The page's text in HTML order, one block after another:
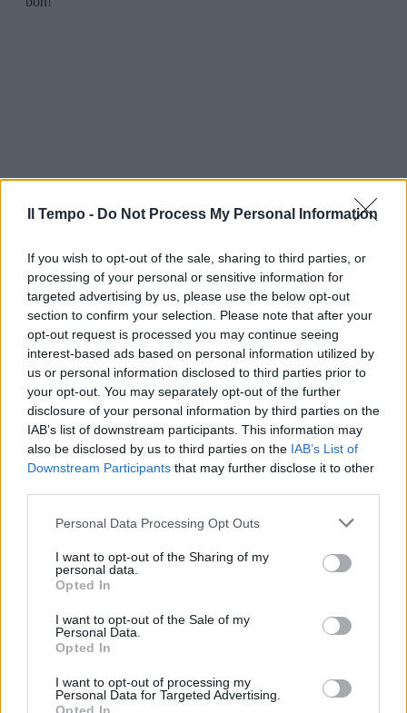
Il Tempo - Do Not Process My Personal Information
If you wish to opt-out of the sale, sharing to third parties, or
processing of your personal or sensitive information for
targeted advertising by us, please use the below opt-out
section to confirm your selection. Please note that after your
opt-out request is processed you may continue seeing
interest-based ads based on personal information utilized by
us or personal information disclosed to third parties prior to
your opt-out. You may separately opt-out of the further
disclosure of your personal information by third parties on the
IAB’s list of downstream participants. This information may
also be disclosed by us to third parties on the IAB’s List of
Downstream Participants that may further disclose it to other
Personal Data Processing Opt Outs
I want to opt-out of the Sharing of my
personal data.
Opted In
I want to opt-out of the Sale of my
Personal Data.
Opted In
I want to opt-out of processing my
Personal Data for Targeted Advertising.
In evidenza